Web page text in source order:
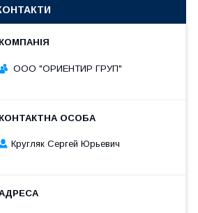
ООО "ОРИЕНТИР ГРУП"
Кругляк Сергей Юрьевич